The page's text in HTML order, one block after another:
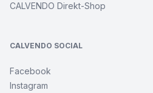
CALVENDO Direkt-Shop
CALVENDO SOCIAL
Facebook
Instagram